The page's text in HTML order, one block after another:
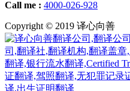
Call me : 4000-026-928
Copyright © 2019 译心向善